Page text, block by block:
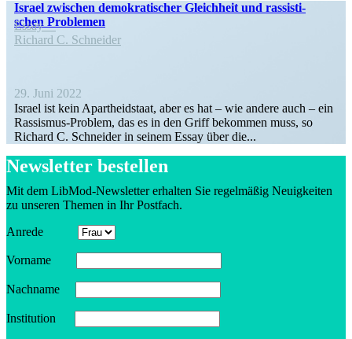
Israel zwischen demokra­ti­scher Gleichheit und rassis­ti­
schen Problemen
Essay
Richard C. Schneider
29. Juni 2022
Israel ist kein Apart­heid­staat, aber es hat – wie andere auch – ein
Rassismus-Problem, das es in den Griff bekommen muss, so
Richard C. Schneider in seinem Essay über die...
Newsletter bestellen
Mit dem LibMod-Newsletter erhalten Sie regel­mäßig Neuig­keiten
zu unseren Themen in Ihr Postfach.
Anrede
Vorname
Nachname
Insti­tution